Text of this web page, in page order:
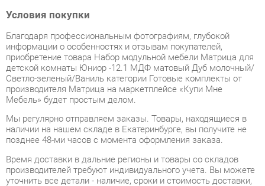
приобретение товара Набор модульной мебели Матрица для
детской комнаты Юниор -12.1 МДФ матовый Дуб молочный/
Светло-зеленый/Ваниль категории Готовые комплекты от
производителя Матрица на маркетплейсе «Купи Мне
Мебель» будет простым делом.
Мы регулярно отправляем заказы. Товары, находящиеся в
наличии на нашем складе в Екатеринбурге, вы получите не
позднее 48-ми часов с момента оформления заказа.
производителей требуют индивидуального учета. Вы можете
уточнить все детали - наличие, сроки и стоимость доставки,
обратившись к нам через форму обратной связи.
Если ваш заказ ещё не отправлен или вы получили его менее
7 дней назад, вы всегда можете отменить покупку или
выбрать другой товар.